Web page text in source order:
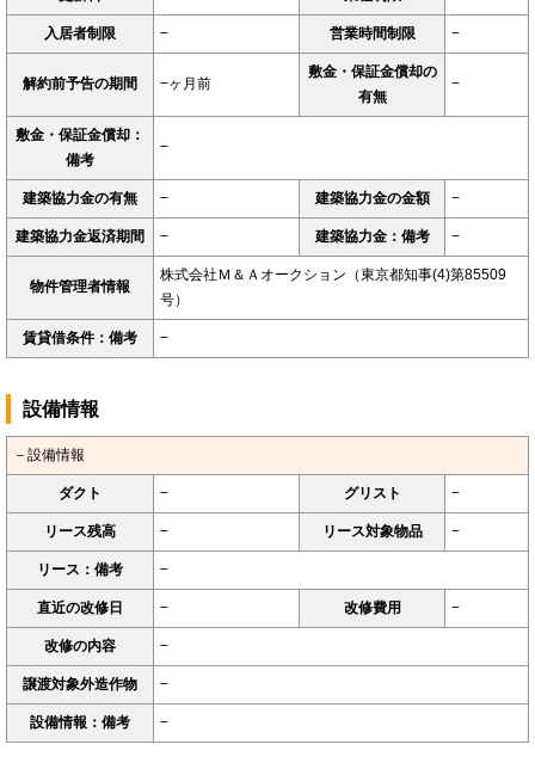
入居者制限 − 営業時間制限 −
解約前予告の期間 −ヶ月前
敷金・保証金償却の
有無
−
敷金・保証金償却：
備考
−
建築協力金の有無 − 建築協力金の金額 −
建築協力金返済期間 − 建築協力金：備考 −
物件管理者情報
株式会社Ｍ＆Ａオークション（東京都知事(4)第85509
号）
賃貸借条件：備考 −
設備情報
－設備情報
ダクト − グリスト −
リース残高 − リース対象物品 −
リース：備考 −
直近の改修日 − 改修費用 −
改修の内容 −
譲渡対象外造作物 −
設備情報：備考 −